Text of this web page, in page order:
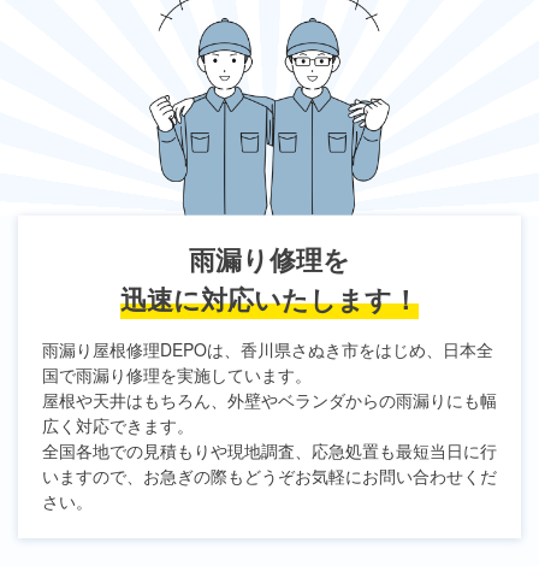
雨漏り修理を
迅速に対応いたします！
雨漏り屋根修理DEPOは、香川県さぬき市をはじめ、日本全
国で雨漏り修理を実施しています。
屋根や天井はもちろん、外壁やベランダからの雨漏りにも幅
広く対応できます。
全国各地での見積もりや現地調査、応急処置も最短当日に行
いますので、お急ぎの際もどうぞお気軽にお問い合わせくだ
さい。